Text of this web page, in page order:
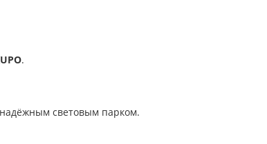
.
световым парком.